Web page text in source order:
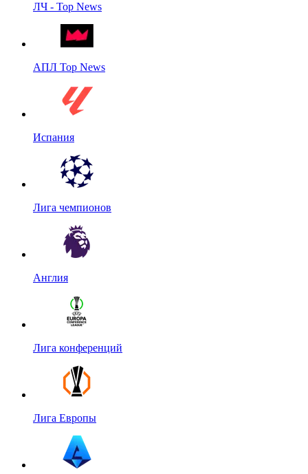
ЛЧ - Top News
АПЛ Top News
Испания
Лига чемпионов
Англия
Лига конференций
Лига Европы